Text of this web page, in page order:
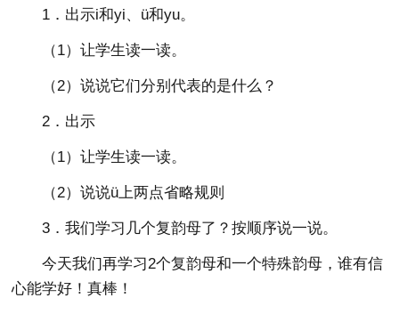
1．出示i和yi、ü和yu。
（1）让学生读一读。
（2）说说它们分别代表的是什么？
2．出示
（1）让学生读一读。
（2）说说ü上两点省略规则
3．我们学习几个复韵母了？按顺序说一说。
今天我们再学习2个复韵母和一个特殊韵母，谁有信
心能学好！真棒！